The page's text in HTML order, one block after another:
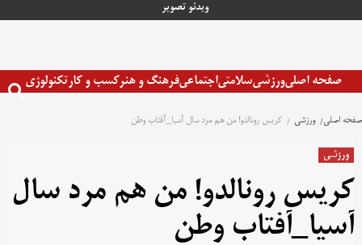
ویدئو تصویر
صفحه اصلیورزشیسلامتیاجتماعیفرهنگ و هنرکسب و کارتکنولوژی
صفحه اصلی ورزشی کریس رونالدو! من هم مرد سال آسیا_آفتاب وطن
ورزشی
کریس رونالدو! من هم مرد سال
آسیا_آفتاب وطن